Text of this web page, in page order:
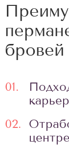
01.
02.
центре